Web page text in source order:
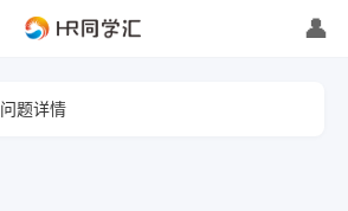
👤
问题详情